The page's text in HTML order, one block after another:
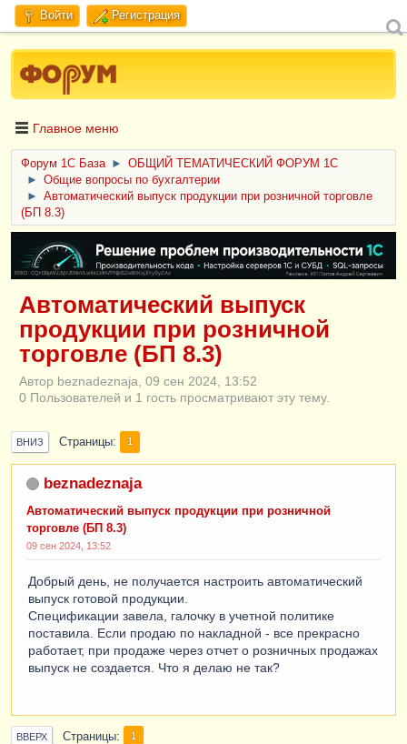
Войти Регистрация
Главное меню
Форум 1C База ►
ОБЩИЙ ТЕМАТИЧЕСКИЙ ФОРУМ 1С
►
Общие вопросы по бухгалтерии
►
Автоматический выпуск продукции при розничной торговле
(БП 8.3)
ERID: CQH36pWzJqVJD4xVLsnhcU4hVPNjkBZe8KKxjJiYySyZAz
Автоматический выпуск
продукции при розничной
торговле (БП 8.3)
Автор beznadeznaja, 09 сен 2024, 13:52
0 Пользователей и 1 гость просматривают эту тему.
ВНИЗ Страницы 1
beznadeznaja
Автоматический выпуск продукции при розничной
торговле (БП 8.3)
09 сен 2024, 13:52
Добрый день, не получается настроить автоматический
выпуск готовой продукции.
Спецификации завела, галочку в учетной политике
поставила. Если продаю по накладной - все прекрасно
работает, при продаже через отчет о розничных продажах
выпуск не создается. Что я делаю не так?
ВВЕРХ Страницы 1